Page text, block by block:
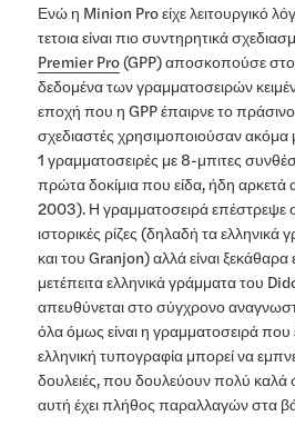
Ενώ η Minion Pro είχε λειτουργικό
τετοια είναι πιο συντηρητικά
Premier Pro(GPP) αποσκοπούσε
δεδομένα των γραμματοσειρών
εποχή που η GPP έπαιρνε το
σχεδιαστές χρησιμοποιούσαν
1 γραμματοσειρές με 8-μπιτες
πρώτα δοκίμια που είδα, ήδη αρκετά
2003). Η γραμματοσειρά επέστρεψε
ιστορικές ρίζες (δηλαδή τα
και του Granjon) αλλά είναι
μετέπειτα ελληνικά γράμματα του
απευθύνεται στο σύγχρονο
όλα όμως είναι η γραμματοσειρά που
ελληνική τυπογραφία μπορεί να
δουλειές, που δουλεύουν πολύ καλά
αυτή έχει πλήθος παραλλαγών στα